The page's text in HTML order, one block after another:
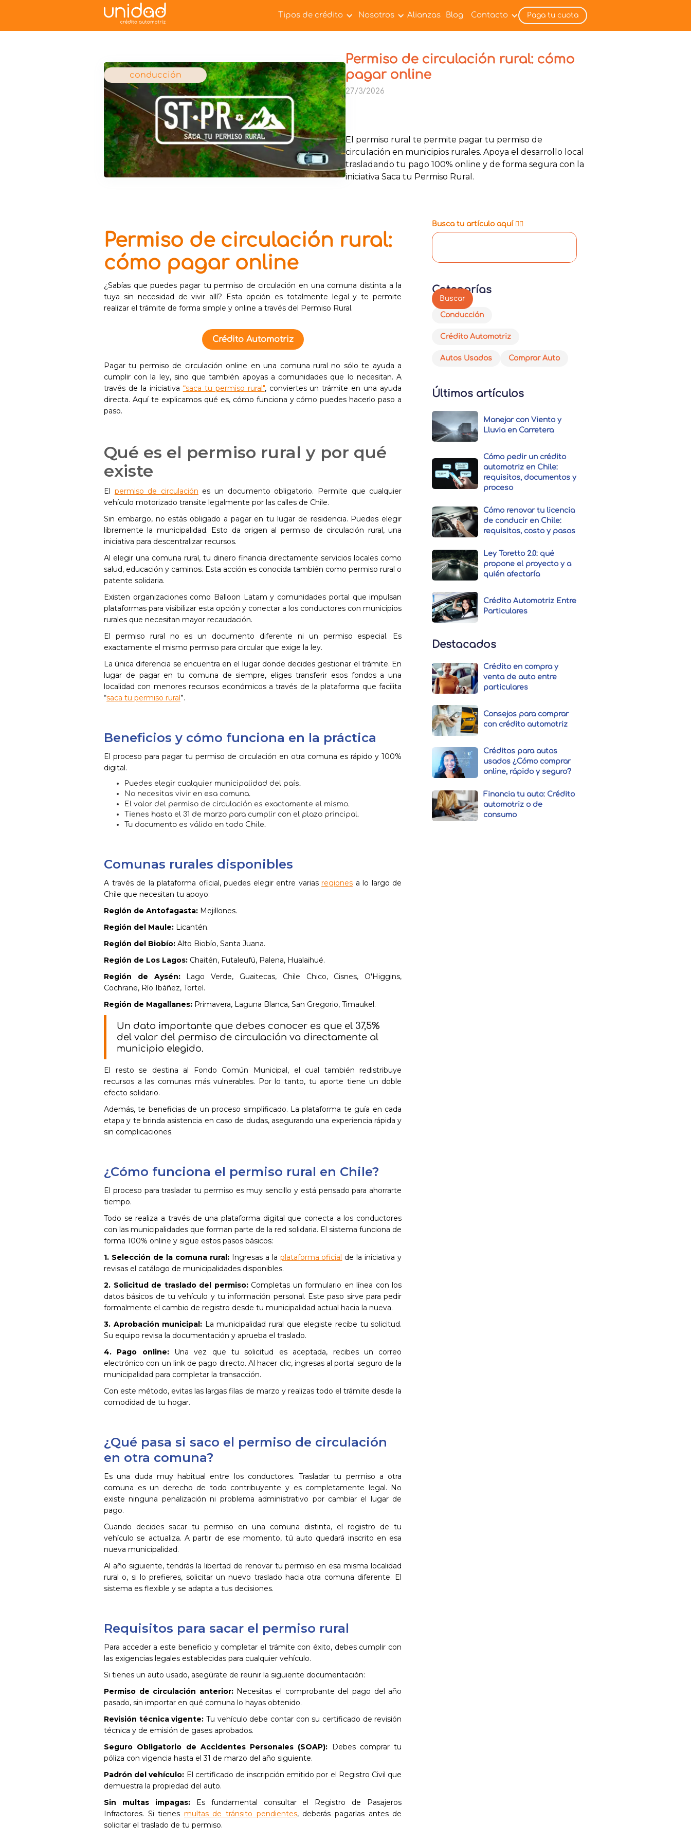
Tipos de crédito Nosotros Alianzas Blog Contacto Paga tu cuota
conducción
Permiso de circulación rural: cómo
pagar online
27/3/2026
El permiso rural te permite pagar tu permiso de
circulación en municipios rurales. Apoya el desarrollo local
trasladando tu pago 100% online y de forma segura con la
iniciativa Saca tu Permiso Rural.
Permiso de circulación rural:
cómo pagar online
¿Sabías que puedes pagar tu permiso de circulación en una comuna distinta a la
tuya sin necesidad de vivir allí? Esta opción es totalmente legal y te permite
realizar el trámite de forma simple y online a través del Permiso Rural.
Crédito Automotriz
Pagar tu permiso de circulación online en una comuna rural no sólo te ayuda a
cumplir con la ley, sino que también apoyas a comunidades que lo necesitan. A
través de la iniciativa “saca tu permiso rural", conviertes un trámite en una ayuda
directa. Aquí te explicamos qué es, cómo funciona y cómo puedes hacerlo paso a
paso.
Qué es el permiso rural y por qué
existe
El permiso de circulación es un documento obligatorio. Permite que cualquier
vehículo motorizado transite legalmente por las calles de Chile.
Sin embargo, no estás obligado a pagar en tu lugar de residencia. Puedes elegir
libremente la municipalidad. Esto da origen al permiso de circulación rural, una
iniciativa para descentralizar recursos.
Al elegir una comuna rural, tu dinero financia directamente servicios locales como
salud, educación y caminos. Esta acción es conocida también como permiso rural o
patente solidaria.
Existen organizaciones como Balloon Latam y comunidades portal que impulsan
plataformas para visibilizar esta opción y conectar a los conductores con municipios
rurales que necesitan mayor recaudación.
El permiso rural no es un documento diferente ni un permiso especial. Es
exactamente el mismo permiso para circular que exige la ley.
La única diferencia se encuentra en el lugar donde decides gestionar el trámite. En
lugar de pagar en tu comuna de siempre, eliges transferir esos fondos a una
localidad con menores recursos económicos a través de la plataforma que facilita
“saca tu permiso rural”.
Beneficios y cómo funciona en la práctica
El proceso para pagar tu permiso de circulación en otra comuna es rápido y 100%
digital.
Puedes elegir cualquier municipalidad del país.
No necesitas vivir en esa comuna.
El valor del permiso de circulación es exactamente el mismo.
Tienes hasta el 31 de marzo para cumplir con el plazo principal.
Tu documento es válido en todo Chile.
Comunas rurales disponibles
A través de la plataforma oficial, puedes elegir entre variasregiones a lo largo de
Chile que necesitan tu apoyo:
Región de Antofagasta: Mejillones.
Región del Maule: Licantén.
Región del Biobío: Alto Biobío, Santa Juana.
Región de Los Lagos: Chaitén, Futaleufú, Palena, Hualaihué.
Región de Aysén:Lago Verde, Guaitecas, Chile Chico, Cisnes, O'Higgins,
Cochrane, Río Ibáñez, Tortel.
Región de Magallanes: Primavera, Laguna Blanca, San Gregorio, Timaukel.
Un dato importante que debes conocer es que el 37,5%
del valor del permiso de circulación va directamente al
municipio elegido.
El resto se destina al Fondo Común Municipal, el cual también redistribuye
recursos a las comunas más vulnerables. Por lo tanto, tu aporte tiene un doble
efecto solidario.
Además, te beneficias de un proceso simplificado. La plataforma te guía en cada
etapa y te brinda asistencia en caso de dudas, asegurando una experiencia rápida y
sin complicaciones.
¿Cómo funciona el permiso rural en Chile?
El proceso para trasladar tu permiso es muy sencillo y está pensado para ahorrarte
tiempo.
Todo se realiza a través de una plataforma digital que conecta a los conductores
con las municipalidades que forman parte de la red solidaria. El sistema funciona de
forma 100% online y sigue estos pasos básicos:
1. Selección de la comuna rural:Ingresas a la plataforma oficial de la iniciativa y
revisas el catálogo de municipalidades disponibles.
2. Solicitud de traslado del permiso:Completas un formulario en línea con los
datos básicos de tu vehículo y tu información personal. Este paso sirve para pedir
formalmente el cambio de registro desde tu municipalidad actual hacia la nueva.
3. Aprobación municipal: La municipalidad rural que elegiste recibe tu solicitud.
Su equipo revisa la documentación y aprueba el traslado.
4. Pago online:Una vez que tu solicitud es aceptada, recibes un correo
electrónico con un link de pago directo. Al hacer clic, ingresas al portal seguro de la
municipalidad para completar la transacción.
Con este método, evitas las largas filas de marzo y realizas todo el trámite desde la
comodidad de tu hogar.
¿Qué pasa si saco el permiso de circulación
en otra comuna?
Es una duda muy habitual entre los conductores. Trasladar tu permiso a otra
comuna es un derecho de todo contribuyente y es completamente legal. No
existe ninguna penalización ni problema administrativo por cambiar el lugar de
pago.
Cuando decides sacar tu permiso en una comuna distinta, el registro de tu
vehículo se actualiza. A partir de ese momento, tú auto quedará inscrito en esa
nueva municipalidad.
Al año siguiente, tendrás la libertad de renovar tu permiso en esa misma localidad
rural o, si lo prefieres, solicitar un nuevo traslado hacia otra comuna diferente. El
sistema es flexible y se adapta a tus decisiones.
Requisitos para sacar el permiso rural
Para acceder a este beneficio y completar el trámite con éxito, debes cumplir con
las exigencias legales establecidas para cualquier vehículo.
Si tienes un auto usado, asegúrate de reunir la siguiente documentación:
Permiso de circulación anterior:Necesitas el comprobante del pago del año
pasado, sin importar en qué comuna lo hayas obtenido.
Revisión técnica vigente: Tu vehículo debe contar con su certificado de revisión
técnica y de emisión de gases aprobados.
Seguro Obligatorio de Accidentes Personales (SOAP): Debes comprar tu
póliza con vigencia hasta el 31 de marzo del año siguiente.
Padrón del vehículo: El certificado de inscripción emitido por el Registro Civil que
demuestra la propiedad del auto.
Sin multas impagas:Es fundamental consultar el Registro de Pasajeros
Infractores. Si tienes multas de tránsito pendientes, deberás pagarlas antes de
solicitar el traslado de tu permiso.
Busca tu artículo aquí 👇🏼
Categorías
Conducción
Crédito Automotriz
Autos Usados Comprar Auto
Últimos artículos
Manejar con Viento y
Lluvia en Carretera
Cómo pedir un crédito
automotriz en Chile:
requisitos, documentos y
proceso
Cómo renovar tu licencia
de conducir en Chile:
requisitos, costo y pasos
Ley Toretto 2.0: qué
propone el proyecto y a
quién afectaría
Crédito Automotriz Entre
Particulares
Destacados
Crédito en compra y
venta de auto entre
particulares
Consejos para comprar
con crédito automotriz
Créditos para autos
usados ¿Cómo comprar
online, rápido y seguro?
Financia tu auto: Crédito
automotriz o de
consumo